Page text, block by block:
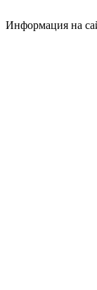
Информация на